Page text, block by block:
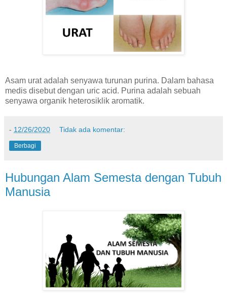
Asam urat adalah senyawa turunan purina. Dalam bahasa
medis disebut dengan uric acid. Purina adalah sebuah
senyawa organik heterosiklik aromatik.
- 12/26/2020 Tidak ada komentar:
Berbagi
Hubungan Alam Semesta dengan Tubuh
Manusia